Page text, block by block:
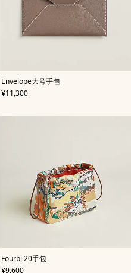
Envelope大号手包
,颜
色:
米
然
,
价格
¥11,300
Fourbi 20手包
,颜
色:
,
价格
¥9,600